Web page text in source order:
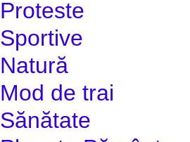
Proteste
Sportive
Natură
Mod de trai
Sănătate